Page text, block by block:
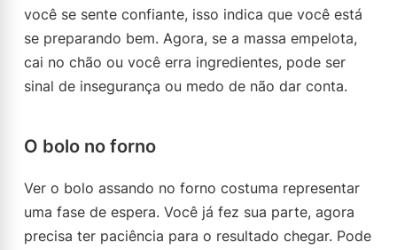
você se sente confiante, isso indica que você está
se preparando bem. Agora, se a massa empelota,
cai no chão ou você erra ingredientes, pode ser
sinal de insegurança ou medo de não dar conta.
O bolo no forno
Ver o bolo assando no forno costuma representar
uma fase de espera. Você já fez sua parte, agora
precisa ter paciência para o resultado chegar. Pode